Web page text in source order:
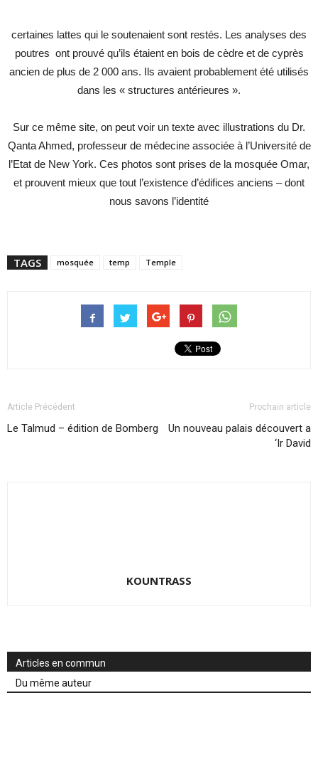
certaines lattes qui le soutenaient sont restés. Les analyses des
poutres ont prouvé qu’ils étaient en bois de cèdre et de cyprès
ancien de plus de 2 000 ans. Ils avaient probablement été utilisés
dans les « structures antérieures ».
Sur ce même site, on peut voir un texte avec illustrations du Dr.
Qanta Ahmed, professeur de médecine associée à l’Université de
l’Etat de New York. Ces photos sont prises de la mosquée Omar,
et prouvent mieux que tout l’existence d’édifices anciens – dont
nous savons l’identité
TAGS mosquée temp Temple
Article Précédent
Le Talmud – édition de Bomberg
Prochain article
Un nouveau palais découvert a
‘Ir David
KOUNTRASS
Articles en commun
Du même auteur